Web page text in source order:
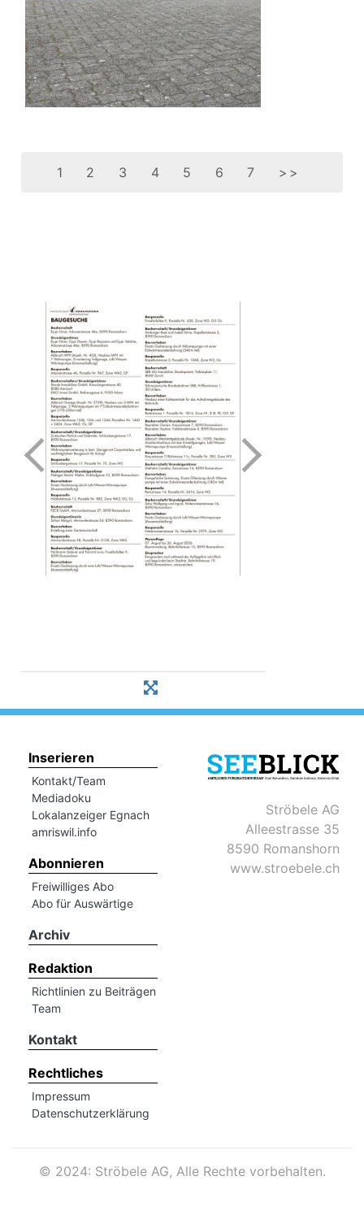
1 2 3 4 5 6 7 >>
Inserieren
Kontakt/Team
Mediadoku
Lokalanzeiger Egnach
amriswil.info
Abonnieren
Freiwilliges Abo
Abo für Auswärtige
Archiv
Redaktion
Richtlinien zu Beiträgen
Team
Kontakt
Rechtliches
Impressum
Datenschutzerklärung
Ströbele AG
Alleestrasse 35
8590 Romanshorn
www.stroebele.ch
© 2024: Ströbele AG, Alle Rechte vorbehalten.